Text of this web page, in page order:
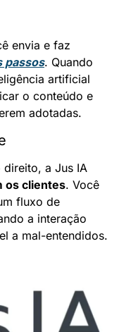
passos. Quando
artificial
o conteúdo e
adotadas.
direito, a Jus IA
os clientes. Você
fluxo de
a interação
a mal-entendidos.